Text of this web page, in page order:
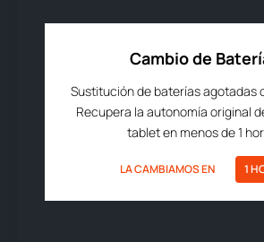
Cambio de
Sustitución de baterías agotadas
Recupera la autonomía original
tablet en menos de 1
LA CAMBIAMOS EN 1